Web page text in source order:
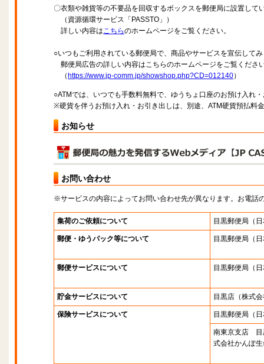
〇衣類や雑貨等の不要品を回収するボックスを郵便局に設置して
（資源循環サービス「PASSTO」）
詳しい内容はこちらのホームページをご覧ください。
○いつもご利用されている郵便局で、商品やサービスを宣伝して
郵便局広告の詳しい内容はこちらのホームページをご覧くださ
（ https://www.jp-comm.jp/showshop.php?CD=012140）
○ATMでは、いつでも手数料無料で、ゆうちょ口座のお預け入れ
※硬貨を伴うお預け入れ・お引き出しは、別途、ATM硬貨預払料
お知らせ
お問い合わせ
※サービスの内容によってお問い合わせ先が異なります。お電話
集荷のご依頼について 目黒郵便局 （
郵便・ゆうパック等について 目黒郵便局 （
郵便サービスについて 目黒郵便局 （
貯金サービスについて 目黒店 （株式
保険サービスについて 目黒郵便局 （
南東京支店 目
式会社かんぽ